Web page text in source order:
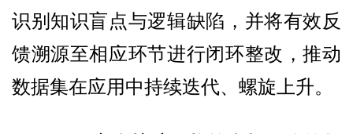
识别知识盲点与逻辑缺陷，并将有效反
馈溯源至相应环节进行闭环整改，推动
数据集在应用中持续迭代、螺旋上升。